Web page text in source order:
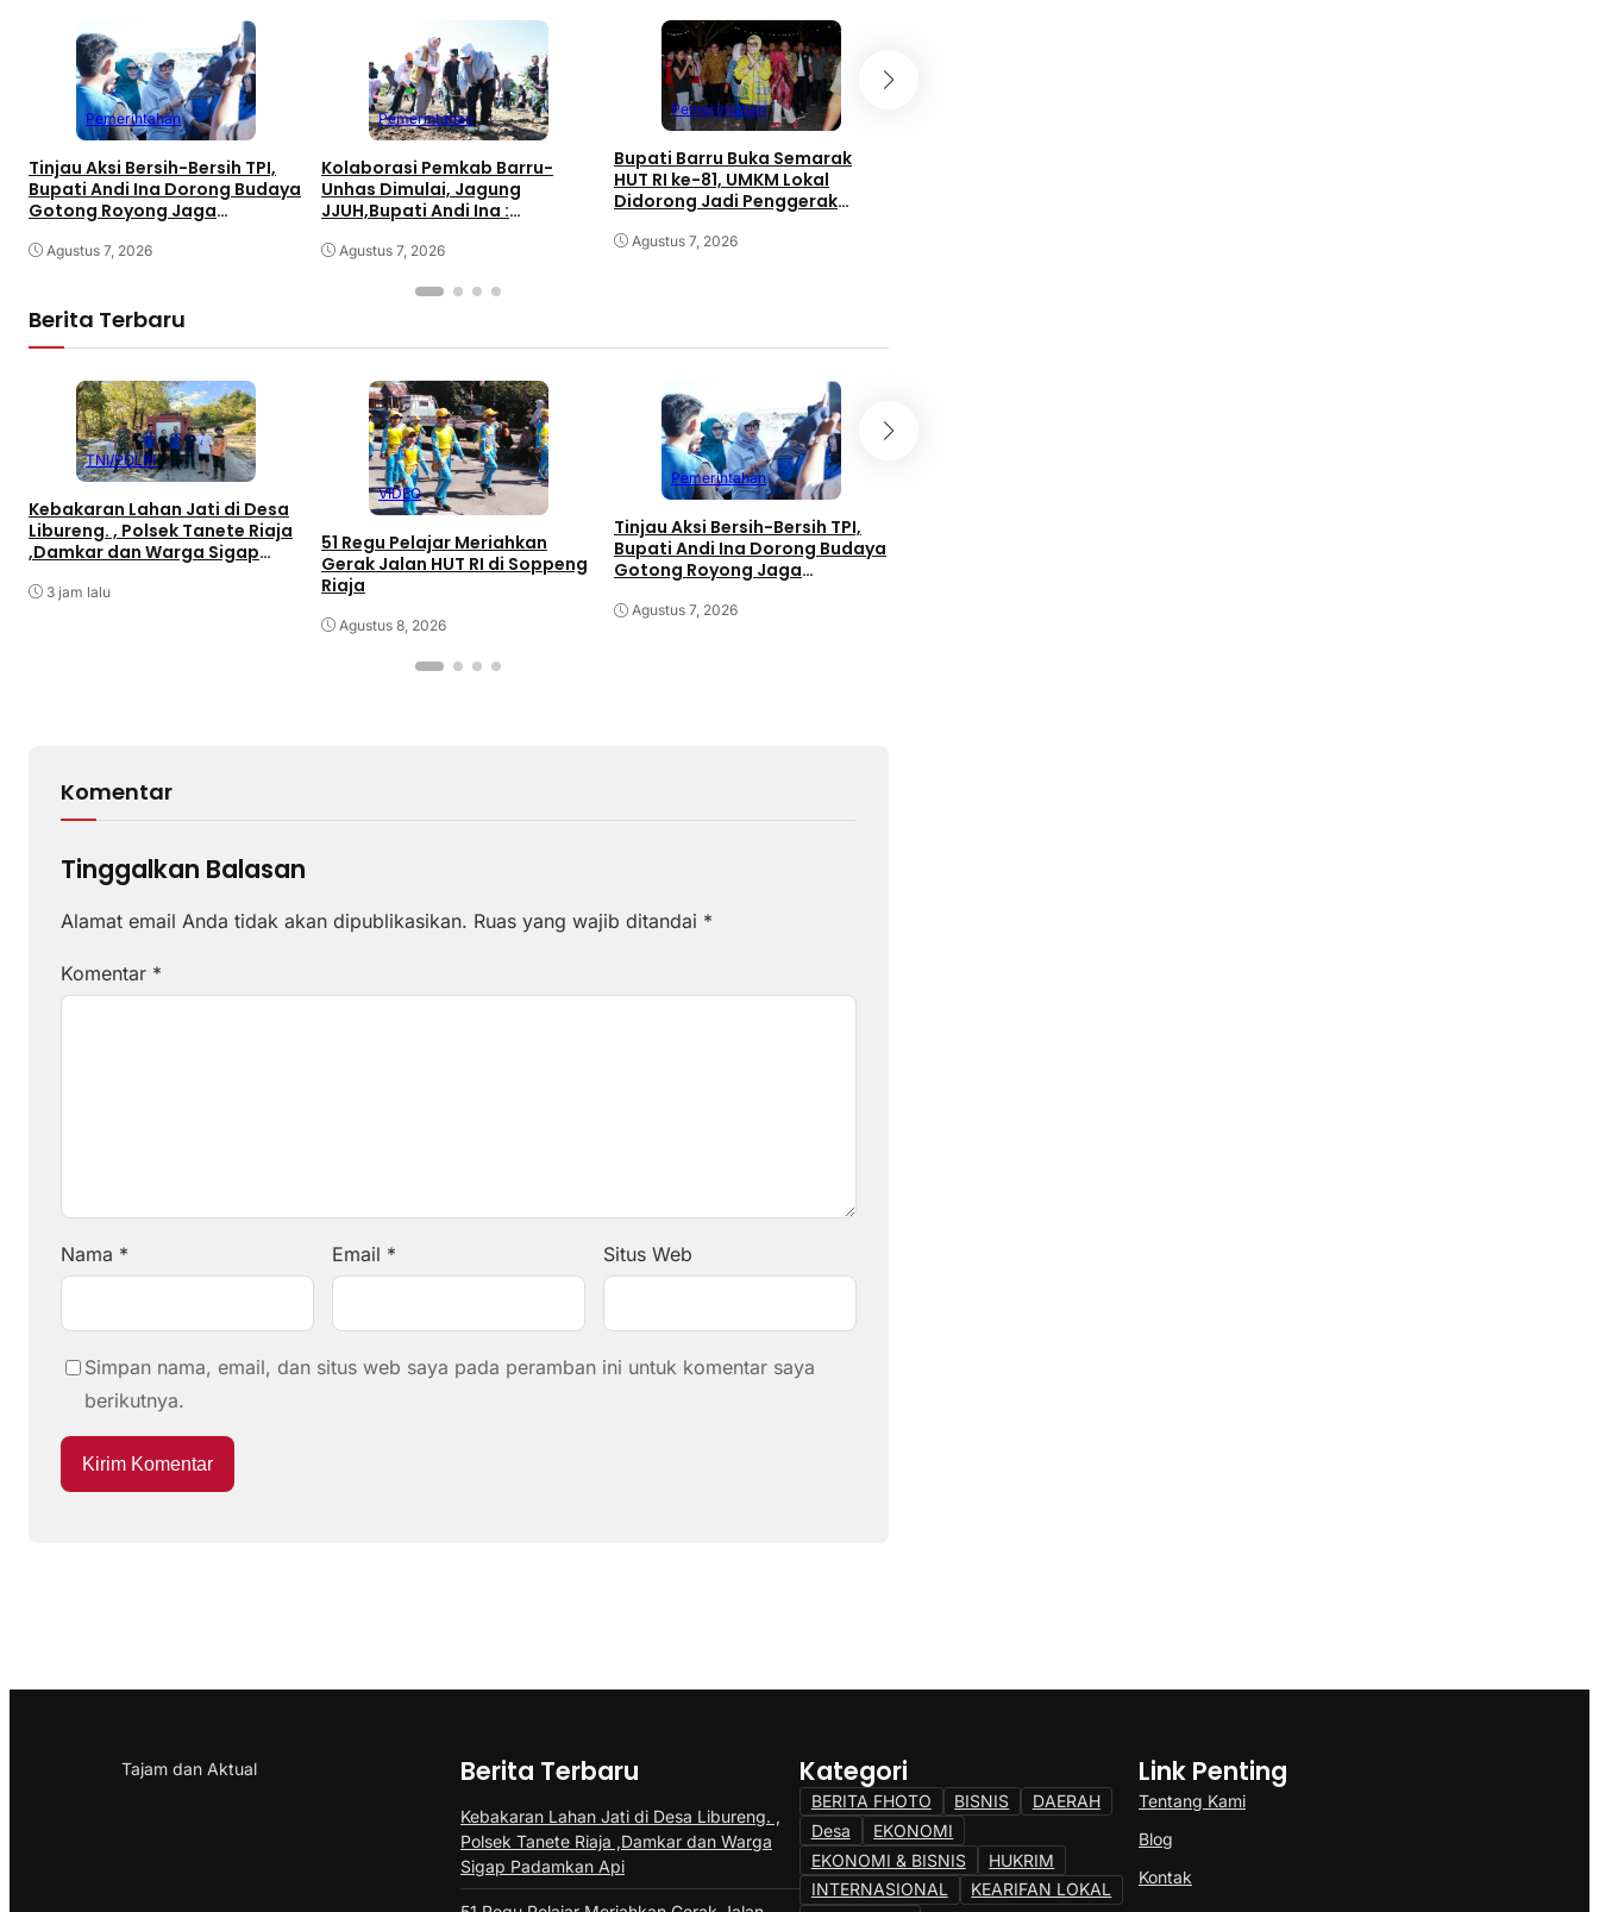
Pemerintahan
Tinjau Aksi Bersih-Bersih TPI,
Bupati Andi Ina Dorong Budaya
Gotong Royong Jaga
Agustus 7, 2026
Pemerintahan
Kolaborasi Pemkab Barru-
Unhas Dimulai, Jagung
JJUH,Bupati Andi Ina :
Agustus 7, 2026
Pemerintahan
Bupati Barru Buka Semarak
HUT RI ke-81, UMKM Lokal
Didorong Jadi Penggerak
Agustus 7, 2026
Berita Terbaru
TNI/POLRI
Kebakaran Lahan Jati di Desa
Libureng. , Polsek Tanete Riaja
,Damkar dan Warga Sigap
3 jam lalu
VIDEO
51 Regu Pelajar Meriahkan
Gerak Jalan HUT RI di Soppeng
Riaja
Agustus 8, 2026
Pemerintahan
Tinjau Aksi Bersih-Bersih TPI,
Bupati Andi Ina Dorong Budaya
Gotong Royong Jaga
Agustus 7, 2026
Komentar
Tinggalkan Balasan
Alamat email Anda tidak akan dipublikasikan. Ruas yang wajib ditandai *
Komentar *
Nama * Email * Situs Web
Simpan nama, email, dan situs web saya pada peramban ini untuk komentar saya
berikutnya.
Tajam dan Aktual Berita Terbaru
Kebakaran Lahan Jati di Desa Libureng. ,
Polsek Tanete Riaja ,Damkar dan Warga
Sigap Padamkan Api
Kategori
BERITA FHOTO BISNIS
DAERAH
Desa
EKONOMI
EKONOMI & BISNIS
HUKRIM
INTERNASIONAL
KEARIFAN LOKAL
Link Penting
Tentang Kami
Blog
Kontak